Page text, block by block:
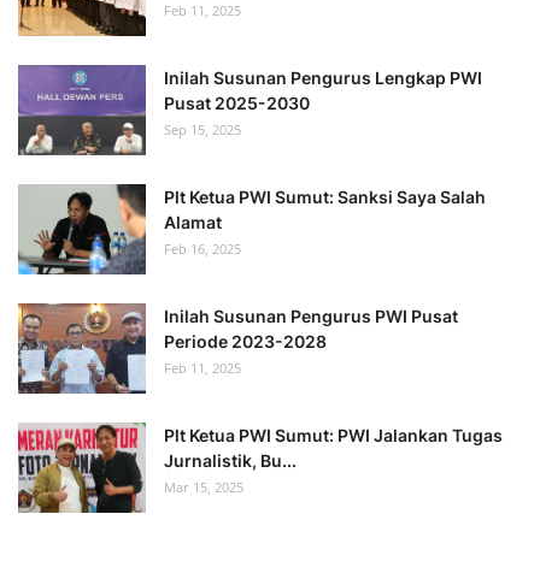
Feb 11, 2025
Inilah Susunan Pengurus Lengkap PWI
Pusat 2025-2030
Sep 15, 2025
Plt Ketua PWI Sumut: Sanksi Saya Salah
Alamat
Feb 16, 2025
Inilah Susunan Pengurus PWI Pusat
Periode 2023-2028
Feb 11, 2025
Plt Ketua PWI Sumut: PWI Jalankan Tugas
Jurnalistik, Bu...
Mar 15, 2025